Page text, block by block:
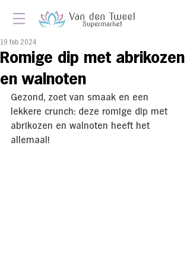
Romige dip met abrikozen
en walnoten
19 feb 2024
Gezond, zoet van smaak en een
lekkere crunch: deze romige dip met
abrikozen en walnoten heeft het
allemaal!